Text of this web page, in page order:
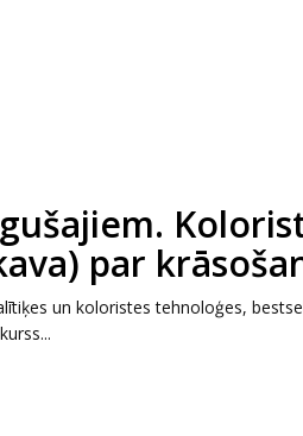
par
un koloristes tehnoloģes,